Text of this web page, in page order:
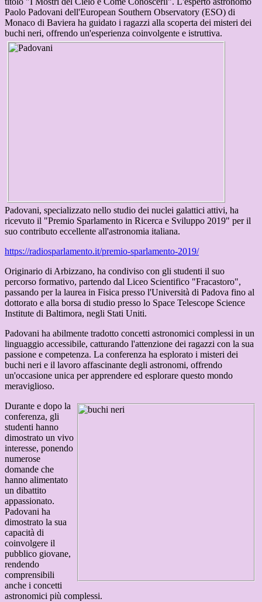
Paolo Padovani dell'European Southern Observatory (ESO) di
Monaco di Baviera ha guidato i ragazzi alla scoperta dei misteri dei
buchi neri, offrendo un'esperienza coinvolgente e istruttiva.
Padovani, specializzato nello studio dei nuclei galattici attivi, ha
ricevuto il "Premio Sparlamento in Ricerca e Sviluppo 2019" per il
suo contributo eccellente all'astronomia italiana.
https://radiosparlamento.it/premio-sparlamento-2019/
Originario di Arbizzano, ha condiviso con gli studenti il suo
percorso formativo, partendo dal Liceo Scientifico "Fracastoro",
passando per la laurea in Fisica presso l'Università di Padova fino al
dottorato e alla borsa di studio presso lo Space Telescope Science
Institute di Baltimora, negli Stati Uniti.
Padovani ha abilmente tradotto concetti astronomici complessi in un
linguaggio accessibile, catturando l'attenzione dei ragazzi con la sua
passione e competenza. La conferenza ha esplorato i misteri dei
buchi neri e il lavoro affascinante degli astronomi, offrendo
un'occasione unica per apprendere ed esplorare questo mondo
meraviglioso.
Durante e dopo la
conferenza, gli
studenti hanno
dimostrato un vivo
interesse, ponendo
numerose
domande che
hanno alimentato
un dibattito
appassionato.
Padovani ha
dimostrato la sua
capacità di
coinvolgere il
pubblico giovane,
rendendo
comprensibili
anche i concetti
astronomici più complessi.